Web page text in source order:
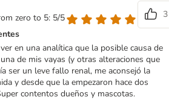
zero to 5: 5/5
3
en una analítica que la posible causa de
de mis vayas (y otras alteraciones que
ser un leve fallo renal, me aconsejó la
y desde que la empezaron hace dos
contentos dueños y mascotas.